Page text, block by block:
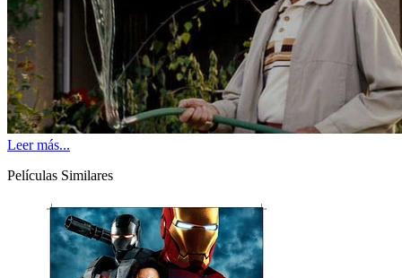
Leer más...
Películas Similares